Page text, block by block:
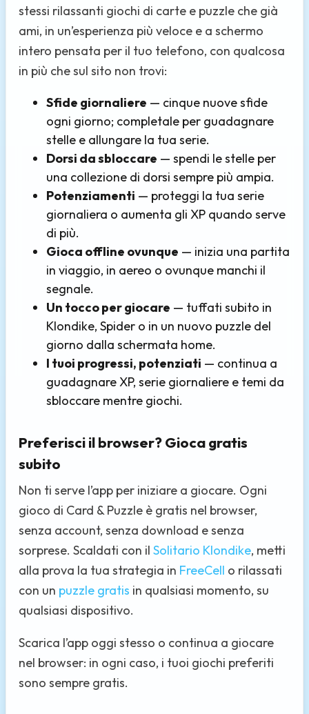
stessi rilassanti giochi di carte e puzzle che già
ami, in un’esperienza più veloce e a schermo
intero pensata per il tuo telefono, con qualcosa
in più che sul sito non trovi:
Sfide giornaliere — cinque nuove sfide
ogni giorno; completale per guadagnare
stelle e allungare la tua serie.
Dorsi da sbloccare — spendi le stelle per
una collezione di dorsi sempre più ampia.
Potenziamenti — proteggi la tua serie
giornaliera o aumenta gli XP quando serve
di più.
Gioca offline ovunque — inizia una partita
in viaggio, in aereo o ovunque manchi il
segnale.
Un tocco per giocare — tuffati subito in
Klondike, Spider o in un nuovo puzzle del
giorno dalla schermata home.
I tuoi progressi, potenziati — continua a
guadagnare XP, serie giornaliere e temi da
sbloccare mentre giochi.
Preferisci il browser? Gioca gratis
subito
Non ti serve l’app per iniziare a giocare. Ogni
gioco di Card & Puzzle è gratis nel browser,
senza account, senza download e senza
sorprese. Scaldati con ilSolitario Klondike, metti
alla prova la tua strategia in FreeCell o rilassati
con un puzzle gratis in qualsiasi momento, su
qualsiasi dispositivo.
Scarica l’app oggi stesso o continua a giocare
nel browser: in ogni caso, i tuoi giochi preferiti
sono sempre gratis.